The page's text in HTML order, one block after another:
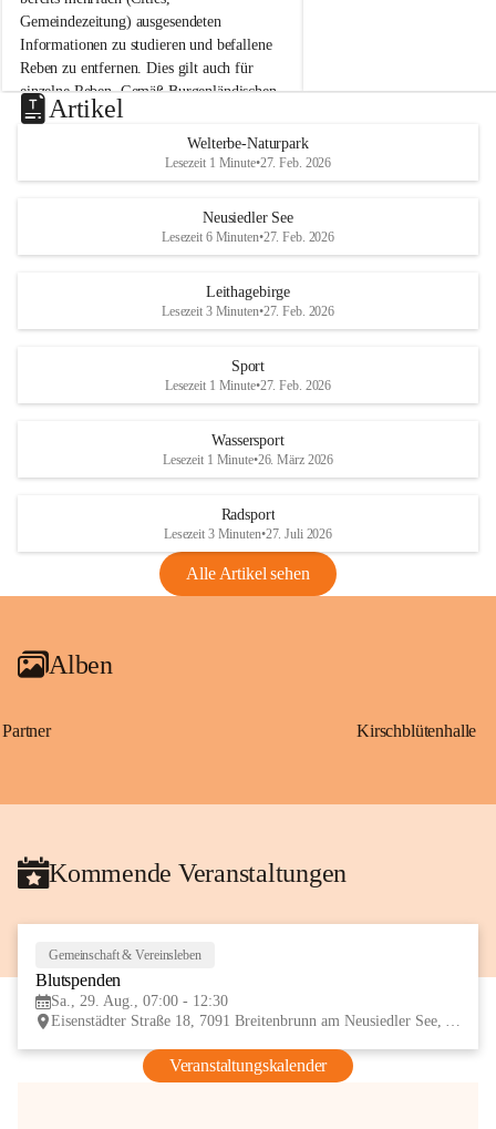
a
m
N
e
u
s
d
S
Gemeindezeitung) ausgesendeten
Informationen zu studieren und befallene
Reben zu entfernen. Dies gilt auch für
einzelne Reben. Gemäß Burgenländischen
Weinbaugesetz sind nicht gepflegte oder
unzulässige Weingärten zu roden! Bitte
helfen wir zusammen um unsere Winzer
vor den prognostizierten Ernteausfällen
und den daraus folgenden wirtschaftlichen
Maßnahmen zur Bekämpfung
Rebe und der Amerikanischen
Anhang VBl. EU Nr. 18
1 Seite•1,4 MB
VBl. EU Nr. 18_2026
u
e
d
r
S
Artikel
Welterbe-Naturpark
Lesezeit 1 Minute•27. Feb. 2026
Neusiedler See
Lesezeit 6 Minuten•27. Feb. 2026
Leithagebirge
Lesezeit 3 Minuten•27. Feb. 2026
Sport
Lesezeit 1 Minute•27. Feb. 2026
Wassersport
Lesezeit 1 Minute•26. März 2026
Radsport
Lesezeit 3 Minuten•27. Juli 2026
Alle Artikel sehen
Alben
Partner Kirschblütenhalle
Kommende Veranstaltungen
Gemeinschaft & Vereinsleben
Blutspenden
Sa., 29. Aug., 07:00 - 12:30
Eisenstädter Straße 18, 7091 Breitenbrunn am Neusiedler See, AUT
Veranstaltungskalender